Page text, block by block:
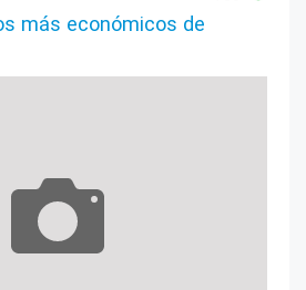
más económicos de